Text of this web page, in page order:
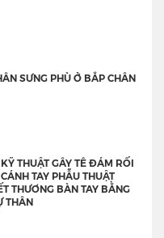
SƯNG PHÙ Ở BẮP CHÂN
THUẬT GÂY TÊ ĐÁM RỐI
TAY PHẪU THUẬT
THƯƠNG BÀN TAY BẰNG
THÂN